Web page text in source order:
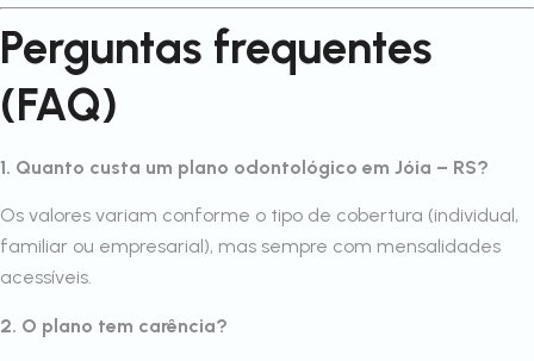
Perguntas frequentes
(FAQ)
1. Quanto custa um plano odontológico em Jóia – RS?
Os valores variam conforme o tipo de cobertura (individual,
familiar ou empresarial), mas sempre com mensalidades
acessíveis.
2. O plano tem carência?